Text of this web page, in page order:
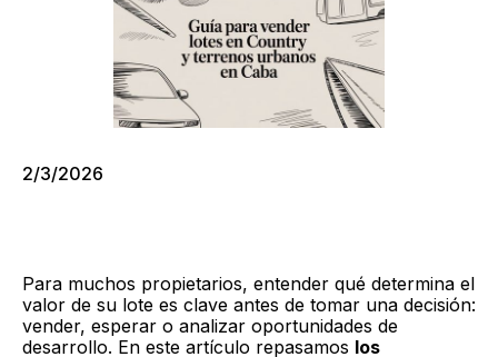
2/3/2026
Para muchos propietarios, entender qué determina el
valor de su lote es clave antes de tomar una decisión:
vender, esperar o analizar oportunidades de
desarrollo. En este artículo repasamos los